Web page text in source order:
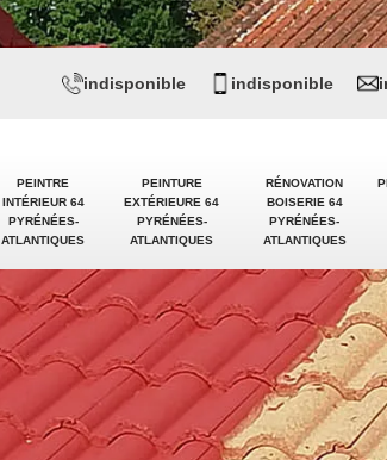
PEINTRE
INTÉRIEUR 64
PYRÉNÉES-
ATLANTIQUES
PEINTURE
EXTÉRIEURE 64
PYRÉNÉES-
ATLANTIQUES
RÉNOVATION
BOISERIE 64
PYRÉNÉES-
ATLANTIQUES
indisponible indisponible